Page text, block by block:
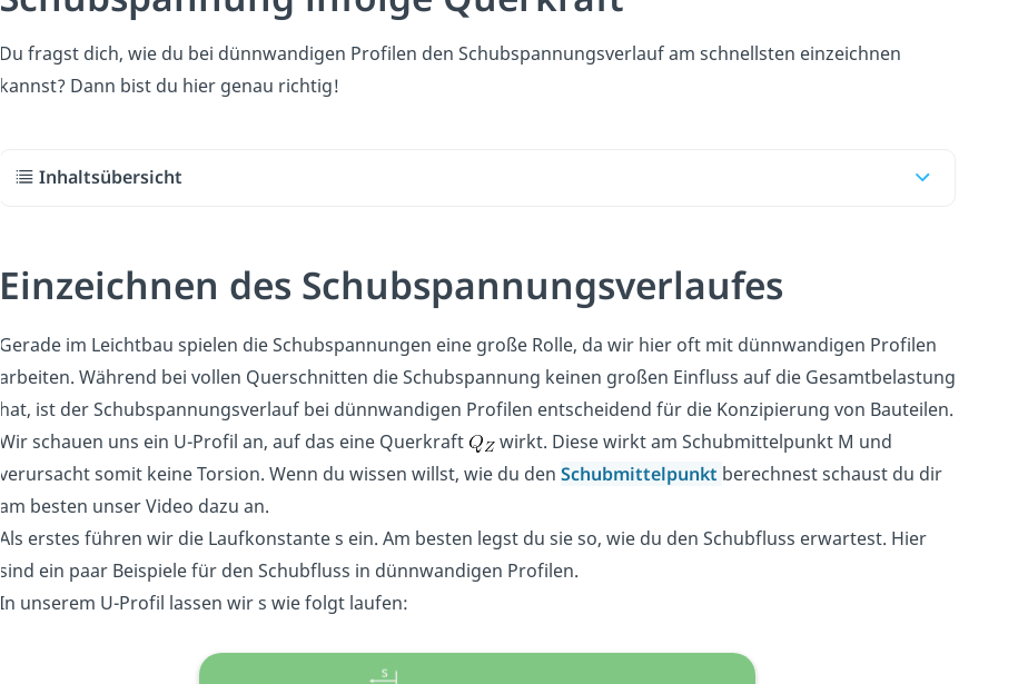
Du fragst dich, wie du bei dünnwandigen Profilen den Schubspannungsverlauf am schnellsten einzeichnen
kannst? Dann bist du hier genau richtig!
Inhaltsübersicht
Einzeichnen des Schubspannungsverlaufes
Gerade im Leichtbau spielen die Schubspannungen eine große Rolle, da wir hier oft mit dünnwandigen Profilen
arbeiten. Während bei vollen Querschnitten die Schubspannung keinen großen Einfluss auf die Gesamtbelastung
hat, ist der Schubspannungsverlauf bei dünnwandigen Profilen entscheidend für die Konzipierung von Bauteilen.
Wir schauen uns ein U-Profil an, auf das eine Querkraft
wirkt. Diese wirkt am Schubmittelpunkt M und
verursacht somit keine Torsion. Wenn du wissen willst, wie du den Schubmittelpunkt berechnest schaust du dir
am besten unser Video dazu an.
Als erstes führen wir die Laufkonstante s ein. Am besten legst du sie so, wie du den Schubfluss erwartest. Hier
sind ein paar Beispiele für den Schubfluss in dünnwandigen Profilen.
In unserem U-Profil lassen wir s wie folgt laufen: